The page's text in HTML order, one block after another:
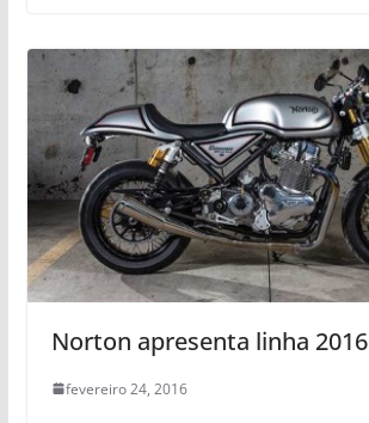
Norton apresenta linha 2016
fevereiro 24, 2016